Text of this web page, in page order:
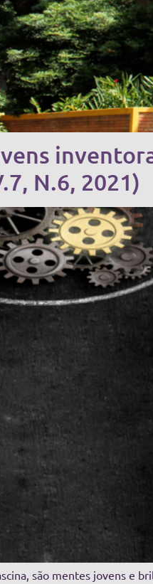
N.6, 2021)
são mentes jovens e